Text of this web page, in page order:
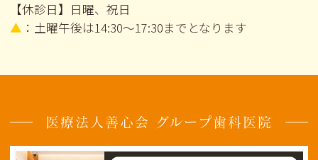
【休診日】日曜、祝日
▲ ：土曜午後は14:30～17:30までとなります
医療法人善心会 グループ歯科医院